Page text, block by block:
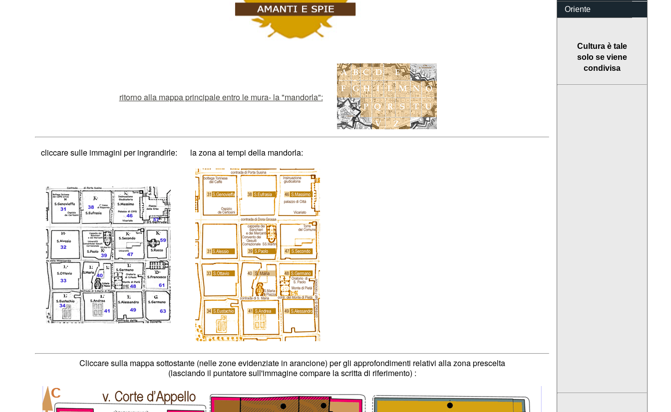
Oriente
Cultura è tale
solo se viene
condivisa
ritorno alla mappa principale entro le mura- la "mandorla":
cliccare sulle immagini per ingrandirle: la zona ai tempi della mandorla:
Cliccare sulla mappa sottostante (nelle zone evidenziate in arancione) per gli approfondimenti relativi alla zona prescelta
(lasciando il puntatore sull'immagine compare la scritta di riferimento) :